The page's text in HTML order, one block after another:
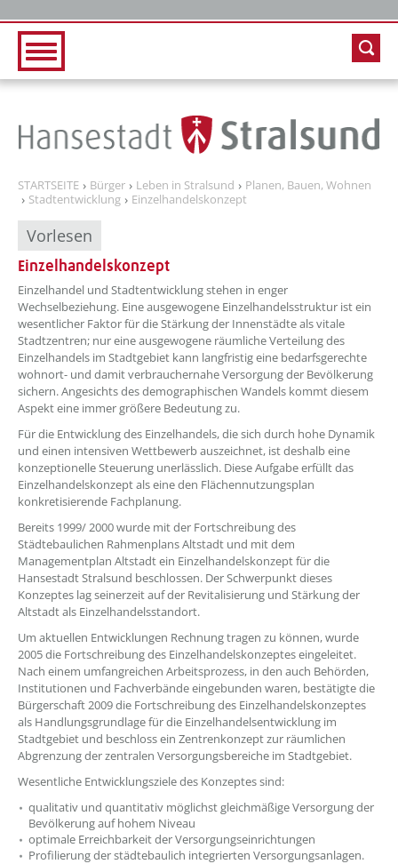
STARTSEITE Bürger Leben in Stralsund
Planen, Bauen, Wohnen
Stadtentwicklung
Einzelhandelskonzept
Vorlesen
Einzelhandelskonzept
Einzelhandel und Stadtentwicklung stehen in enger
Wechselbeziehung. Eine ausgewogene Einzelhandelsstruktur ist ein
wesentlicher Faktor für die Stärkung der Innenstädte als vitale
Stadtzentren; nur eine ausgewogene räumliche Verteilung des
Einzelhandels im Stadtgebiet kann langfristig eine bedarfsgerechte
wohnort- und damit verbrauchernahe Versorgung der Bevölkerung
sichern. Angesichts des demographischen Wandels kommt diesem
Aspekt eine immer größere Bedeutung zu.
Für die Entwicklung des Einzelhandels, die sich durch hohe Dynamik
und einen intensiven Wettbewerb auszeichnet, ist deshalb eine
konzeptionelle Steuerung unerlässlich. Diese Aufgabe erfüllt das
Einzelhandelskonzept als eine den Flächennutzungsplan
konkretisierende Fachplanung.
Bereits 1999/ 2000 wurde mit der Fortschreibung des
Städtebaulichen Rahmenplans Altstadt und mit dem
Managementplan Altstadt ein Einzelhandelskonzept für die
Hansestadt Stralsund beschlossen. Der Schwerpunkt dieses
Konzeptes lag seinerzeit auf der Revitalisierung und Stärkung der
Altstadt als Einzelhandelsstandort.
Um aktuellen Entwicklungen Rechnung tragen zu können, wurde
2005 die Fortschreibung des Einzelhandelskonzeptes eingeleitet.
Nach einem umfangreichen Arbeitsprozess, in den auch Behörden,
Institutionen und Fachverbände eingebunden waren, bestätigte die
Bürgerschaft 2009 die Fortschreibung des Einzelhandelskonzeptes
als Handlungsgrundlage für die Einzelhandelsentwicklung im
Stadtgebiet und beschloss ein Zentrenkonzept zur räumlichen
Abgrenzung der zentralen Versorgungsbereiche im Stadtgebiet.
Wesentliche Entwicklungsziele des Konzeptes sind:
qualitativ und quantitativ möglichst gleichmäßige Versorgung der
Bevölkerung auf hohem Niveau
optimale Erreichbarkeit der Versorgungseinrichtungen
Profilierung der städtebaulich integrierten Versorgungsanlagen.